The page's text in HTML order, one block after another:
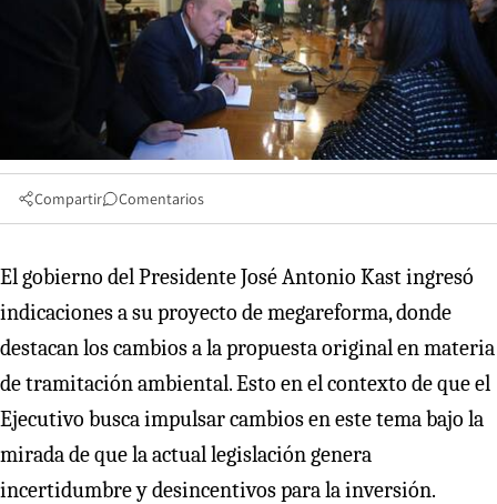
Compartir Comentarios
El gobierno del Presidente José Antonio Kast ingresó
indicaciones a su proyecto de megareforma, donde
destacan los cambios a la propuesta original en materia
de tramitación ambiental. Esto en el contexto de que el
Ejecutivo busca impulsar cambios en este tema bajo la
mirada de que la actual legislación genera
incertidumbre y desincentivos para la inversión.